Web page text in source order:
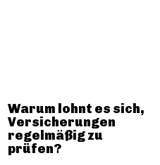
Warum lohnt es sich,
Versicherungen
regelmäßig zu
prüfen?